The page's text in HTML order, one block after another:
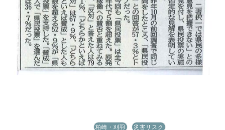
柏崎・刈羽
災害リスク